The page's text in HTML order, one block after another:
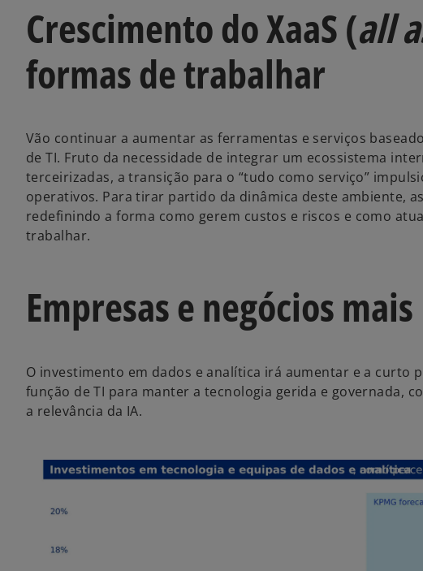
Crescimento do XaaS (all
formas de trabalhar
Vão continuar a aumentar as ferramentas e serviços
de TI. Fruto da necessidade de integrar um ecossistema
terceirizadas, a transição para o “tudo como serviço”
operativos. Para tirar partido da dinâmica deste ambiente,
redefinindo a forma como gerem custos e riscos e como
trabalhar.
Empresas e negócios mais
O investimento em dados e analítica irá aumentar e a curto
função de TI para manter a tecnologia gerida e governada,
a relevância da IA.